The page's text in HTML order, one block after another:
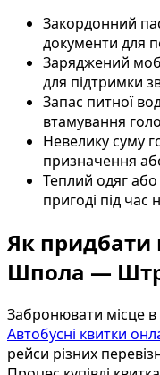
Закордонний
документи для
Заряджений
для підтримки
Запас питної
втамування
Невелику суму
призначення
Теплий одяг
пригоді під час
Як придбати
Шпола —
Забронювати місце
Автобусні квитки
рейси різних